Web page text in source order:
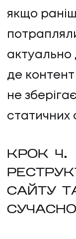
якщо
актуально
де
не
статичних
КРОК 4.
САЙТУ